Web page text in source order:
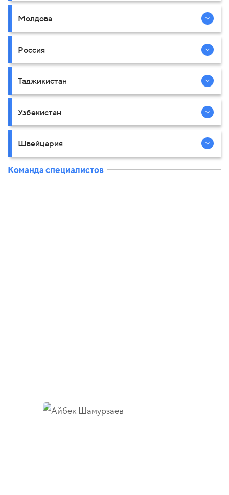
Молдова
Россия
Таджикистан
Узбекистан
Швейцария
Команда специалистов